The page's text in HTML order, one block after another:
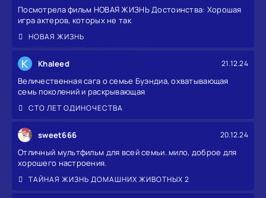
Посмотрела фильм НОВАЯ ЖИЗНЬ Достоинства: Хорошая
игра актеров, которых не так
НОВАЯ ЖИЗНЬ
K Khaleed 21.12.24
Величественная сага о семье Буэндиа, охватывающая
семь поколений и раскрывающая
СТО ЛЕТ ОДИНОЧЕСТВА
sweet666 20.12.24
Отличный мультфильм для всей семьи. мило, доброе для
хорошего настроения.
ТАЙНАЯ ЖИЗНЬ ДОМАШНИХ ЖИВОТНЫХ 2